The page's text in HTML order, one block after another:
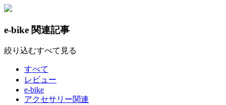
e-bike 関連記事
絞り込むすべて見る
すべて
レビュー
e-bike
アクセサリー関連